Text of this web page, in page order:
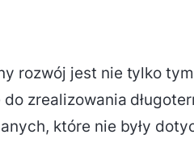
rozwój jest nie tylko
do zrealizowania
które nie były